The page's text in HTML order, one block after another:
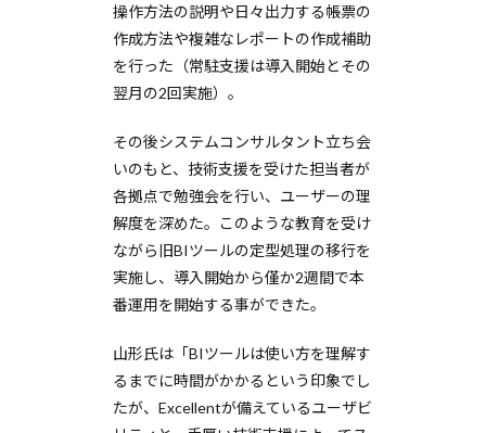
操作方法の説明や日々出力する帳票の
作成方法や複雑なレポートの作成補助
を行った（常駐支援は導入開始とその
翌月の2回実施）。
その後システムコンサルタント立ち会
いのもと、技術支援を受けた担当者が
各拠点で勉強会を行い、ユーザーの理
解度を深めた。このような教育を受け
ながら旧BIツールの定型処理の移行を
実施し、導入開始から僅か2週間で本
番運用を開始する事ができた。
山形氏は「BIツールは使い方を理解す
るまでに時間がかかるという印象でし
たが、Excellentが備えているユーザビ